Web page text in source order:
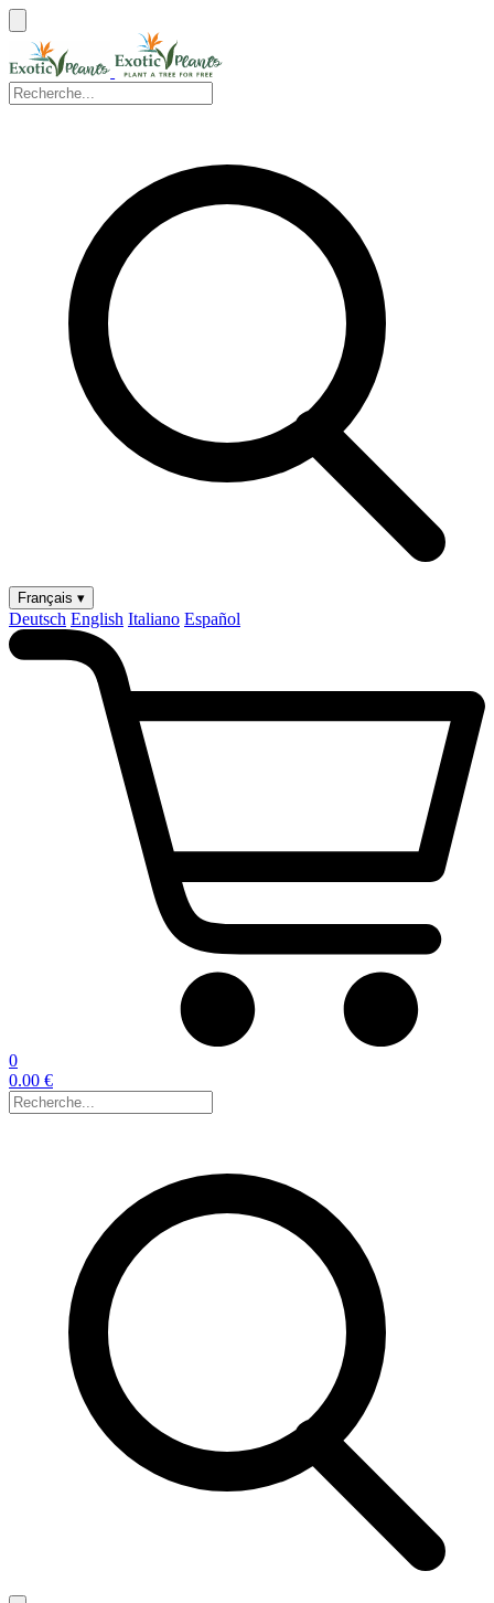
Français ▾
Deutsch English Italiano Español
0
0.00 €